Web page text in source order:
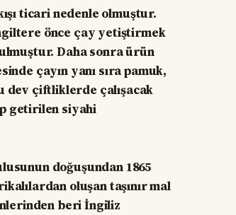
ticari nedenle olmuştur.
önce çay yetiştirmek
Daha sonra ürün
çayın yanı sıra pamuk,
dev çiftliklerde çalışacak
getirilen siyahi
doğuşundan 1865
oluşan taşınır mal
beri İngiliz